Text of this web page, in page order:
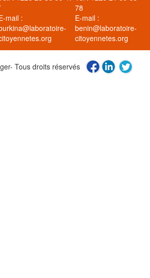
mail :
78
E-mail :
benin@laboratoire-
citoyennetes.org
Tous droits réservés